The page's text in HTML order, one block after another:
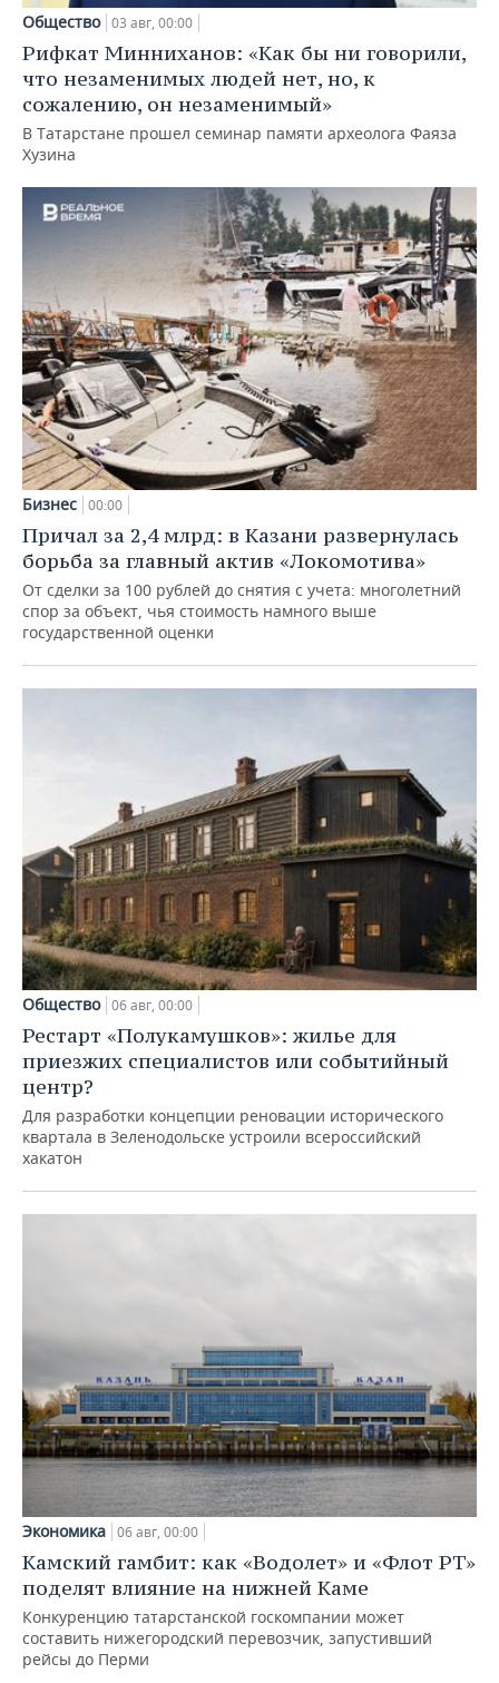
Общество 03 авг, 00:00
Рифкат Минниханов: «Как бы ни говорили,
что незаменимых людей нет, но, к
сожалению, он незаменимый»
В Татарстане прошел семинар памяти археолога Фаяза
Хузина
Бизнес 00:00
Причал за 2,4 млрд: в Казани развернулась
борьба за главный актив «Локомотива»
От сделки за 100 рублей до снятия с учета: многолетний
спор за объект, чья стоимость намного выше
государственной оценки
Общество 06 авг, 00:00
Рестарт «Полукамушков»: жилье для
приезжих специалистов или событийный
центр?
Для разработки концепции реновации исторического
квартала в Зеленодольске устроили всероссийский
хакатон
Экономика 06 авг, 00:00
Камский гамбит: как «Водолет» и «Флот РТ»
поделят влияние на нижней Каме
Конкуренцию татарстанской госкомпании может
составить нижегородский перевозчик, запустивший
рейсы до Перми